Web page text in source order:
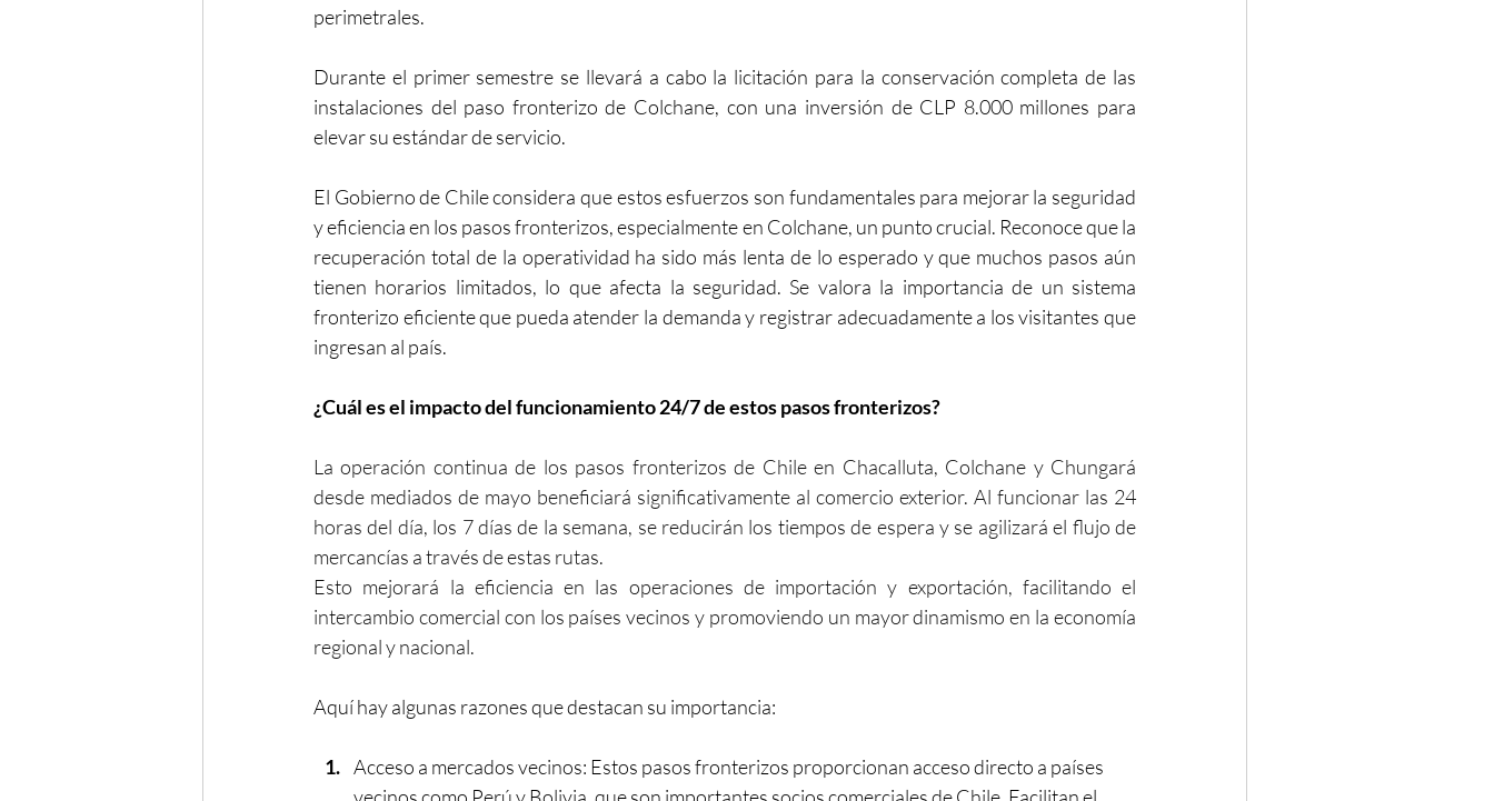
perimetrales.
Durante el primer semestre se llevará a cabo la licitación para la conservación completa de las
instalaciones del paso fronterizo de Colchane, con una inversión de CLP 8.000 millones para
elevar su estándar de servicio.
El Gobierno de Chile considera que estos esfuerzos son fundamentales para mejorar la seguridad
y eficiencia en los pasos fronterizos, especialmente en Colchane, un punto crucial. Reconoce que la
recuperación total de la operatividad ha sido más lenta de lo esperado y que muchos pasos aún
tienen horarios limitados, lo que afecta la seguridad. Se valora la importancia de un sistema
fronterizo eficiente que pueda atender la demanda y registrar adecuadamente a los visitantes que
ingresan al país.
¿Cuál es el impacto del funcionamiento 24/7 de estos pasos fronterizos?
La operación continua de los pasos fronterizos de Chile en Chacalluta, Colchane y Chungará
desde mediados de mayo beneficiará significativamente al comercio exterior. Al funcionar las 24
horas del día, los 7 días de la semana, se reducirán los tiempos de espera y se agilizará el flujo de
mercancías a través de estas rutas.
Esto mejorará la eficiencia en las operaciones de importación y exportación, facilitando el
intercambio comercial con los países vecinos y promoviendo un mayor dinamismo en la economía
regional y nacional.
Aquí hay algunas razones que destacan su importancia:
Acceso a mercados vecinos: Estos pasos fronterizos proporcionan acceso directo a países